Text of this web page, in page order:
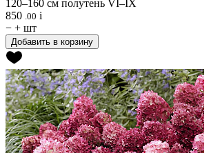
120–160 см полутень VI–IX
850 .00 i
− + шт
Добавить в корзину